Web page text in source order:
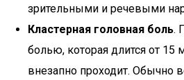
зрительными и речевыми
Кластерная головная боль.
болью, которая длится от 15
внезапно проходит. Обычно